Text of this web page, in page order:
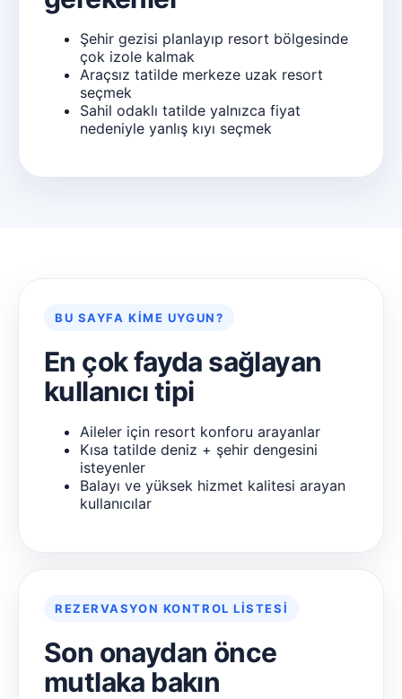
Şehir gezisi planlayıp resort bölgesinde
çok izole kalmak
Araçsız tatilde merkeze uzak resort
seçmek
Sahil odaklı tatilde yalnızca fiyat
nedeniyle yanlış kıyı seçmek
BU SAYFA KIME UYGUN?
En çok fayda sağlayan
kullanıcı tipi
Aileler için resort konforu arayanlar
Kısa tatilde deniz + şehir dengesini
isteyenler
Balayı ve yüksek hizmet kalitesi arayan
kullanıcılar
REZERVASYON KONTROL LISTESI
Son onaydan önce
mutlaka bakın